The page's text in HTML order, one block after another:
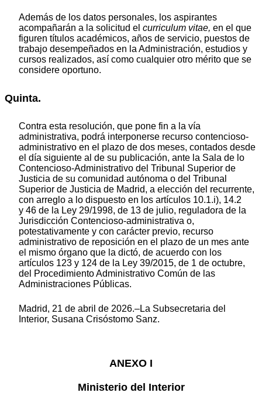
Además de los datos personales, los aspirantes
acompañarán a la solicitud el curriculum vitae, en el que
figuren títulos académicos, años de servicio, puestos de
trabajo desempeñados en la Administración, estudios y
cursos realizados, así como cualquier otro mérito que se
considere oportuno.
Quinta.
Contra esta resolución, que pone fin a la vía
administrativa, podrá interponerse recurso contencioso-
administrativo en el plazo de dos meses, contados desde
el día siguiente al de su publicación, ante la Sala de lo
Contencioso-Administrativo del Tribunal Superior de
Justicia de su comunidad autónoma o del Tribunal
Superior de Justicia de Madrid, a elección del recurrente,
con arreglo a lo dispuesto en los artículos 10.1.i), 14.2
y 46 de la Ley 29/1998, de 13 de julio, reguladora de la
Jurisdicción Contencioso-administrativa o,
potestativamente y con carácter previo, recurso
administrativo de reposición en el plazo de un mes ante
el mismo órgano que la dictó, de acuerdo con los
artículos 123 y 124 de la Ley 39/2015, de 1 de octubre,
del Procedimiento Administrativo Común de las
Administraciones Públicas.
Madrid, 21 de abril de 2026.–La Subsecretaria del
Interior, Susana Crisóstomo Sanz.
ANEXO I
Ministerio del Interior